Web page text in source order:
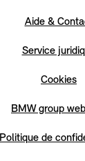
Aide &
Service
Cookies
BMW group
Politique de